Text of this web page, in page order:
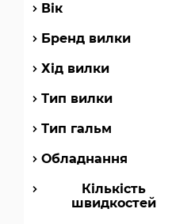
Вік
Бренд вилки
Хід вилки
Тип вилки
Тип гальм
Обладнання
Кількість
швидкостей